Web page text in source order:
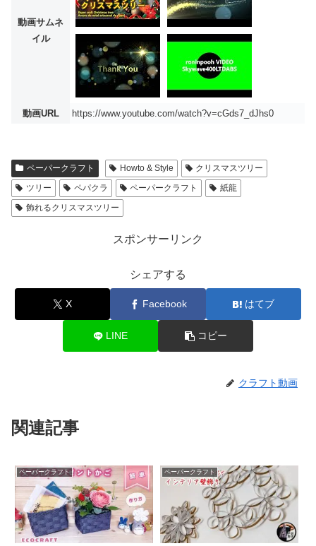
動画サムネ
イル
動画URL https://www.youtube.com/watch?v=cGds7_dJhs0
ペーパークラフト Howto & Style
クリスマスツリー
ツリー
ペパクラ ペーパークラフト
紙龍
飾れるクリスマスツリー
スポンサーリンク
シェアする
X Facebook はてブ
LINE コピー
クラフト動画
関連記事
ペーパークラフト ペーパークラフト